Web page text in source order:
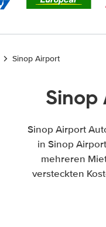
Sinop Airport
Sinop
Sinop Airport
in Sinop
mehreren
versteckten